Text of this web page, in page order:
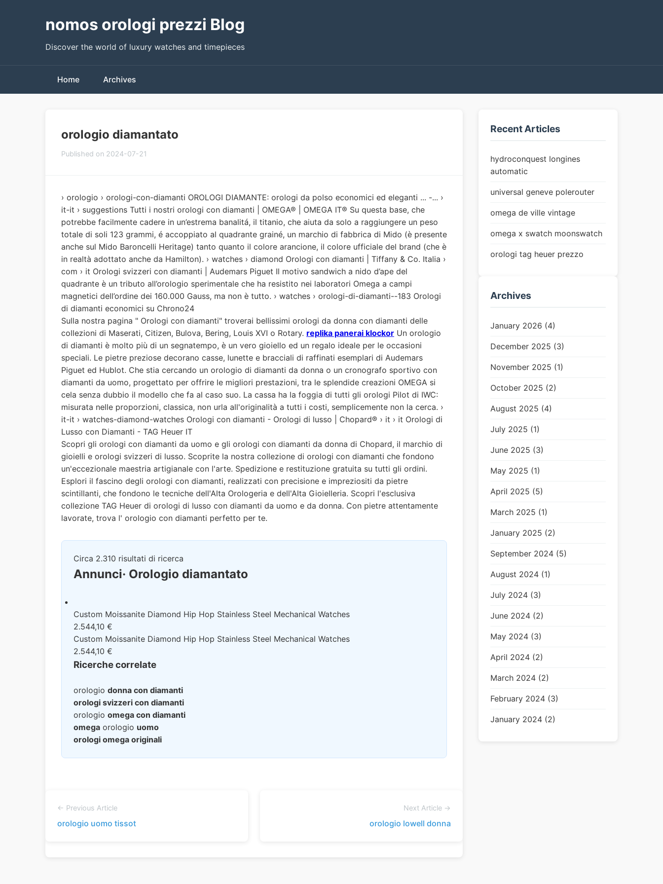
nomos orologi prezzi Blog
Discover the world of luxury watches and timepieces
Home Archives
orologio diamantato
Published on 2024-07-21
› orologio › orologi-con-diamanti OROLOGI DIAMANTE: orologi da polso economici ed eleganti ... -... ›
it-it › suggestions Tutti i nostri orologi con diamanti | OMEGA® | OMEGA IT® Su questa base, che
potrebbe facilmente cadere in un’estrema banalitá, il titanio, che aiuta da solo a raggiungere un peso
totale di soli 123 grammi, é accoppiato al quadrante grainé, un marchio di fabbrica di Mido (è presente
anche sul Mido Baroncelli Heritage) tanto quanto il colore arancione, il colore ufficiale del brand (che è
in realtà adottato anche da Hamilton). › watches › diamond Orologi con diamanti | Tiffany & Co. Italia ›
com › it Orologi svizzeri con diamanti | Audemars Piguet Il motivo sandwich a nido d’ape del
quadrante è un tributo all’orologio sperimentale che ha resistito nei laboratori Omega a campi
magnetici dell’ordine dei 160.000 Gauss, ma non è tutto. › watches › orologi-di-diamanti--183 Orologi
di diamanti economici su Chrono24
Sulla nostra pagina " Orologi con diamanti" troverai bellissimi orologi da donna con diamanti delle
collezioni di Maserati, Citizen, Bulova, Bering, Louis XVI o Rotary. replika panerai klockor Un orologio
di diamanti è molto più di un segnatempo, è un vero gioiello ed un regalo ideale per le occasioni
speciali. Le pietre preziose decorano casse, lunette e bracciali di raffinati esemplari di Audemars
Piguet ed Hublot. Che stia cercando un orologio di diamanti da donna o un cronografo sportivo con
diamanti da uomo, progettato per offrire le migliori prestazioni, tra le splendide creazioni OMEGA si
cela senza dubbio il modello che fa al caso suo. La cassa ha la foggia di tutti gli orologi Pilot di IWC:
misurata nelle proporzioni, classica, non urla all'originalità a tutti i costi, semplicemente non la cerca. ›
it-it › watches-diamond-watches Orologi con diamanti - Orologi di lusso | Chopard® › it › it Orologi di
Lusso con Diamanti - TAG Heuer IT
Scopri gli orologi con diamanti da uomo e gli orologi con diamanti da donna di Chopard, il marchio di
gioielli e orologi svizzeri di lusso. Scoprite la nostra collezione di orologi con diamanti che fondono
un'eccezionale maestria artigianale con l'arte. Spedizione e restituzione gratuita su tutti gli ordini.
Esplori il fascino degli orologi con diamanti, realizzati con precisione e impreziositi da pietre
scintillanti, che fondono le tecniche dell'Alta Orologeria e dell'Alta Gioielleria. Scopri l'esclusiva
collezione TAG Heuer di orologi di lusso con diamanti da uomo e da donna. Con pietre attentamente
lavorate, trova l' orologio con diamanti perfetto per te.
Circa 2.310 risultati di ricerca
Annunci· Orologio diamantato
Custom Moissanite Diamond Hip Hop Stainless Steel Mechanical Watches
2.544,10 €
Custom Moissanite Diamond Hip Hop Stainless Steel Mechanical Watches
2.544,10 €
Ricerche correlate
orologio donna con diamanti
orologi svizzeri con diamanti
orologio omega con diamanti
omega orologio uomo
orologi omega originali
← Previous Article
orologio uomo tissot
Next Article →
orologio lowell donna
Recent Articles
hydroconquest longines
automatic
universal geneve polerouter
omega de ville vintage
omega x swatch moonswatch
orologi tag heuer prezzo
Archives
January 2026 (4)
December 2025 (3)
November 2025 (1)
October 2025 (2)
August 2025 (4)
July 2025 (1)
June 2025 (3)
May 2025 (1)
April 2025 (5)
March 2025 (1)
January 2025 (2)
September 2024 (5)
August 2024 (1)
July 2024 (3)
June 2024 (2)
May 2024 (3)
April 2024 (2)
March 2024 (2)
February 2024 (3)
January 2024 (2)